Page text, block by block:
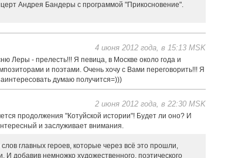
Андрея Бандеры с программой "Прикосновение".
4 июня 2012 года, в 15:13 MSK
Леры - прелесть!!! Я певица, в Москве около года и
и поэтами. Очень хочу с Вами переговорить!!! Я
думаю получится=)))
2 июня 2012 года, в 22:30 MSK
продолжения "Котуйской истории"! Будет ли оно? И
и заслуживает внимания.
главных героев, которые через всё это прошли,
И добавив немножко художественного, поэтического